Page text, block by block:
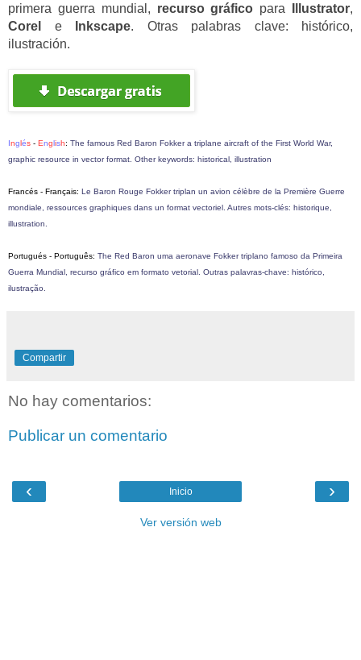
primera guerra mundial , recurso gráfico para Illustrator,
Corel
e Inkscape. Otras palabras clave: histórico,
ilustración.
Inglés - English: The famous Red Baron Fokker a triplane aircraft of the First World War,
graphic resource in vector format. Other keywords: historical, illustration
Francés - Français: Le Baron Rouge Fokker triplan un avion célèbre de la Première Guerre
mondiale, ressources graphiques dans un format vectoriel. Autres mots-clés: historique,
illustration.
Portugués - Português: The Red Baron uma aeronave Fokker triplano famoso da Primeira
Guerra Mundial, recurso gráfico em formato vetorial. Outras palavras-chave: histórico,
ilustração.
Compartir
No hay comentarios:
Publicar un comentario
‹ ›
Inicio
Ver versión web